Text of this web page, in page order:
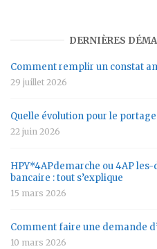
DERNIÈRES
Comment remplir un constat
29 juillet 2026
Quelle évolution pour le
22 juin 2026
HPY*4APdemarche ou 4AP
bancaire : tout s’explique
15 mars 2026
Comment faire une demande
10 mars 2026